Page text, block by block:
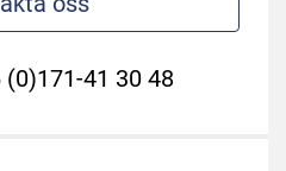
(0)171-41 30 48